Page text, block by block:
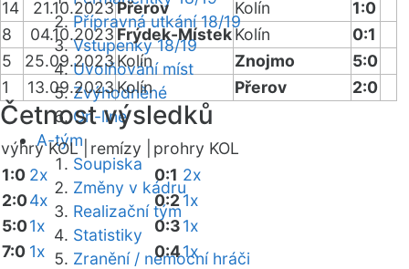
Přípravná utkání 18/19
Vstupenky 18/19
Uvolňování míst
Zvýhodněné
On-line
A-tým
Soupiska
Změny v kádru
Realizační tým
Statistiky
Zranění / nemocní hráči
14
21.10.2023Přerov Kolín
1:0
8
04.10.2023Frýdek-MístekKolín
0:1
5
25.09.2023Kolín Znojmo
5:0
1
13.09.2023Kolín Přerov 2:0
Četnost výsledků
výhry KOL | remízy |
prohry KOL
1:0 2x
2:04x
5:01x
7:0 1x
0:1 2x
0:21x
0:31x
0:41x